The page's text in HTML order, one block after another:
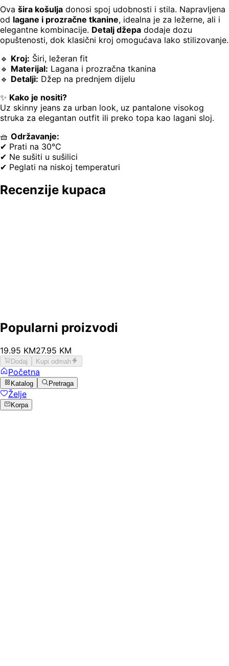
Ova šira košulja donosi spoj udobnosti i stila. Napravljena
od lagane i prozračne tkanine, idealna je za ležerne, ali i
elegantne kombinacije. Detalj džepa dodaje dozu
opuštenosti, dok klasični kroj omogućava lako stilizovanje.
🔹 Kroj: Širi, ležeran fit
🔹 Materijal: Lagana i prozračna tkanina
🔹 Detalji: Džep na prednjem dijelu
✨ Kako je nositi?
Uz skinny jeans za urban look, uz pantalone visokog
struka za elegantan outfit ili preko topa kao lagani sloj.
🧺 Održavanje:
✔ Prati na 30°C
✔ Ne sušiti u sušilici
✔ Peglati na niskoj temperaturi
Recenzije kupaca
Popularni proizvodi
19.95 KM27.95 KM
Dodaj Kupi odmah
Početna
Katalog Pretraga
Želje
Korpa